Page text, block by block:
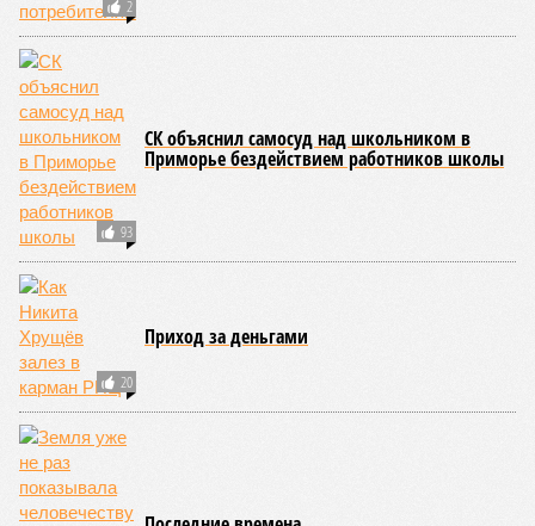
грозит не только уничтожением части Соединённых
Штатов, но и общепланетарной катастрофой вплоть до
возникновения «вулканической зимы». Флегрейские поля в
Италии, кстати, тоже не стоит сбрасывать со счетов. Равно
как и многие другие до поры спящие вулканические
районы.
Невидимый убийца
Упоминают эксперты и жару вкупе с засухой и
следующими отсюда лесными пожарами. Тут в группе
риска запад США, юг Европы, Австралия, Ближний Восток,
а также некоторые районы Бразилии и Африки к югу от
Сахары. Леса начинают гореть всё чаще и чаще,
достаточно посмотреть общемировую статистику; сотни
тысяч людей остаются без крова, десятки тысяч – гибнут.
Но проблема не только в этом. Проблема ещё и в том, что
огонь уничтожает лесную экосистему, сельское хозяйство
и кропотливо созданную человеком инфраструктуру.
Учитывая то, что пожары начинают становиться чуть ли не
ежегодной реальностью на фоне глобального потепления,